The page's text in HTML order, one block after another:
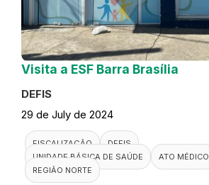
Visita a ESF Barra Brasília
DEFIS
29 de July de 2024
FISCALIZAÇÃO
DEFIS
UNIDADE BÁSICA DE SAÚDE
ATO MÉDICO
REGIÃO NORTE